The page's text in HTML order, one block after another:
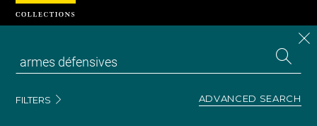
FILTERS ADVANCED SEARCH
Cookies management panel